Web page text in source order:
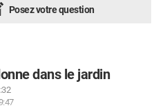
Posez votre question
dans le jardin